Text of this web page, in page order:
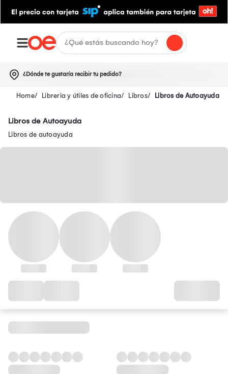
¿Dónde te gustaría recibir tu pedido?
Libreria y útiles de oficina Libros Libros de Autoayuda
Libros de Autoayuda
Libros de autoayuda